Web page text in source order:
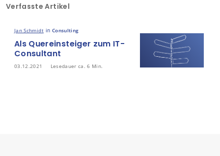
Verfasste Artikel
Jan Schmidt in Consulting
Als Quereinsteiger zum IT-
Consultant
03.12.2021 Lesedauer ca. 6 Min.